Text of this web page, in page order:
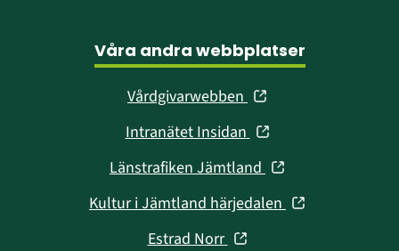
Våra andra webbplatser
Vårdgivarwebben (öppnas
nytt
fönster)
Intranätet Insidan (öppnas
nytt
fönster)
Länstrafiken Jämtland (öppnas
nytt
Kultur i Jämtland härjedalen (öppnas
Estrad Norr (öppnas